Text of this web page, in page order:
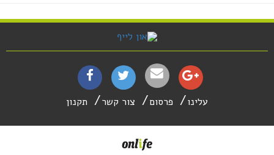
עלינו פרסום צור קשר תקנון